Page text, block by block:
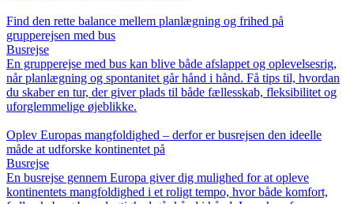
Find den rette balance mellem planlægning og frihed på
grupperejsen med bus
Busrejse
En grupperejse med bus kan blive både afslappet og oplevelsesrig,
når planlægning og spontanitet går hånd i hånd. Få tips til, hvordan
du skaber en tur, der giver plads til både fællesskab, fleksibilitet og
uforglemmelige øjeblikke.
Oplev Europas mangfoldighed – derfor er busrejsen den ideelle
måde at udforske kontinentet på
Busrejse
En busrejse gennem Europa giver dig mulighed for at opleve
kontinentets mangfoldighed i et roligt tempo, hvor både komfort,